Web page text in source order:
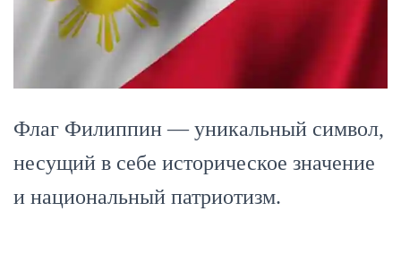
Флаг Филиппин — уникальный символ,
несущий в себе историческое значение
и национальный патриотизм.